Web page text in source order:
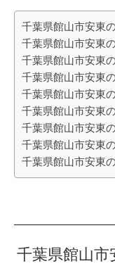
千葉県館山市安東
千葉県館山市安東
千葉県館山市安東
千葉県館山市安東
千葉県館山市安東
千葉県館山市安東
千葉県館山市安東
千葉県館山市安東
千葉県館山市安東
千葉県館山市